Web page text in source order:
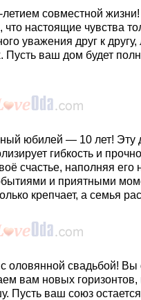
совместной
настоящие чувства
уважения друг к другу,
Пусть ваш дом будет
юбилей — 10 лет! Эту
гибкость и
счастье, наполняя его
и приятными
крепчает, а семья
оловянной свадьбой! Вы
вам новых горизонтов,
Пусть ваш союз